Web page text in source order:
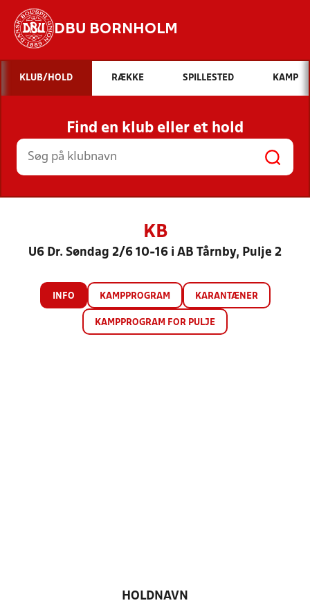
DBU BORNHOLM
Hvad vil du søge efter?
INDHOLD OG NYHEDER
STILLINGER, RESULTATER, KLUBBER OG
HOLD
KLUB/HOLD RÆKKE SPILLESTED KAMP
Find en klub eller et hold
KB
U6 Dr. Søndag 2/6 10-16 i AB Tårnby, Pulje 2
INFO KAMPPROGRAM KARANTÆNER
KAMPPROGRAM FOR PULJE
HOLDNAVN